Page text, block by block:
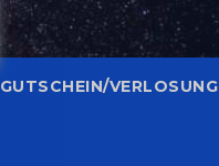
GUTSCHEIN/VERLOSUNG